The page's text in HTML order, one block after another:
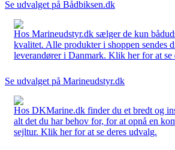
Se udvalget på Bådbiksen.dk
Hos Marineudstyr.dk sælger de kun
kvalitet. Alle produkter i shoppen sendes
leverandører i Danmark. Klik her for at se
Se udvalget på Marineudstyr.dk
Hos DKMarine.dk finder du et bredt og
alt det du har behov for, for at opnå en
sejltur. Klik her for at se deres udvalg.